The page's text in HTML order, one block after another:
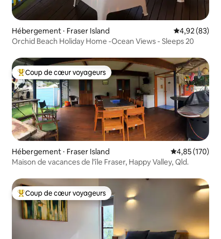
Hébergement ⋅ Fraser Island Évaluation
4,92 (83)
Orchid Beach Holiday Home -Ocean Views - Sleeps 20
Coups de cœur voyageurs les plus appréciés
Coup de cœur voyageurs
Hébergement ⋅ Fraser Island Évaluation
4,85 (170)
Maison de vacances de l'île Fraser, Happy Valley, Qld.
Coups de cœur voyageurs les plus appréciés
Coup de cœur voyageurs